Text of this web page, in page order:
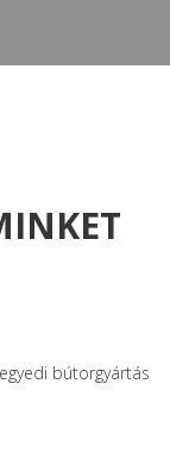
bútorgyártás